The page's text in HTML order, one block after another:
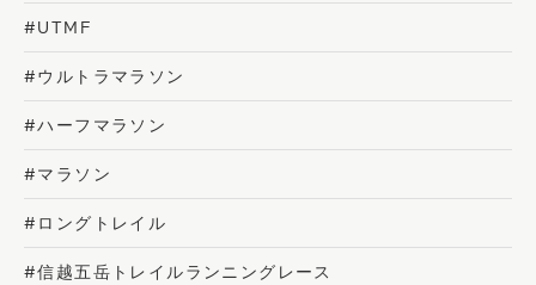
#UTMF
#ウルトラマラソン
#ハーフマラソン
#マラソン
#ロングトレイル
#信越五岳トレイルランニングレース